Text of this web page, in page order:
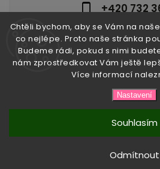
Chtěli bychom, aby se Vám na
co nejlépe. Proto naše stránka
Budeme rádi, pokud s nimi
nám zprostředkovat Vám ještě
Více informací
Nastavení
Odmítnout
Souhlasím
+420 732
Risesnu.cz.
Upravit
Shoptet |